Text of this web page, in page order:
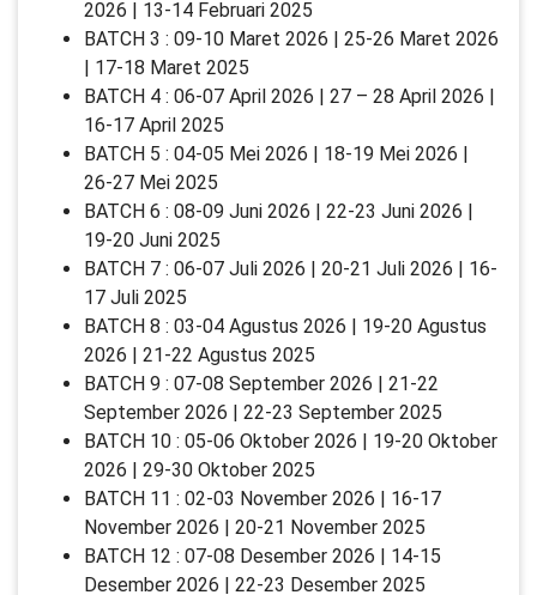
2026 | 13-14 Februari 2025
BATCH 3 : 09-10 Maret 2026 | 25-26 Maret 2026
| 17-18 Maret 2025
BATCH 4 : 06-07 April 2026 | 27 – 28 April 2026 |
16-17 April 2025
BATCH 5 : 04-05 Mei 2026 | 18-19 Mei 2026 |
26-27 Mei 2025
BATCH 6 : 08-09 Juni 2026 | 22-23 Juni 2026 |
19-20 Juni 2025
BATCH 7 : 06-07 Juli 2026 | 20-21 Juli 2026 | 16-
17 Juli 2025
BATCH 8 : 03-04 Agustus 2026 | 19-20 Agustus
2026 | 21-22 Agustus 2025
BATCH 9 : 07-08 September 2026 | 21-22
September 2026 | 22-23 September 2025
BATCH 10 : 05-06 Oktober 2026 | 19-20 Oktober
2026 | 29-30 Oktober 2025
BATCH 11 : 02-03 November 2026 | 16-17
November 2026 | 20-21 November 2025
BATCH 12 : 07-08 Desember 2026 | 14-15
Desember 2026 | 22-23 Desember 2025